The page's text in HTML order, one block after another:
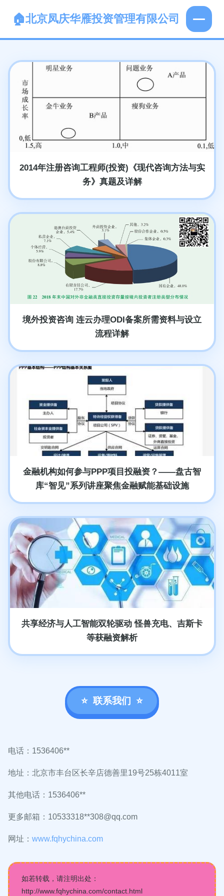
北京凤庆华雁投资管理有限公司
2014年注册咨询工程师(投资)《现代咨询方法与实
务》真题及详解
境外投资咨询 连云办理ODI备案所需资料与设立
流程详解
金融机构如何参与PPP项目投融资？——盘古智
库“智见”系列讲座聚焦金融赋能基础设施
共享经济与人工智能双轮驱动 怪兽充电、吉斯卡
等获融资解析
联系我们
电话：1536406**
地址：北京市丰台区长辛店德善里19号25栋4011室
其他电话：1536406**
更多邮箱：10533318**308@qq.com
网址： www.fqhychina.com
如若转载，请注明出处：
http://www.fqhychina.com/contact.html